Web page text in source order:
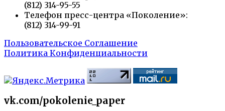
(812) 314-95-55
Телефон пресс-центра «Поколение»:
(812) 314-99-91
Пользовательское Соглашение
Политика Конфиденциальности
vk.com/pokolenie_paper